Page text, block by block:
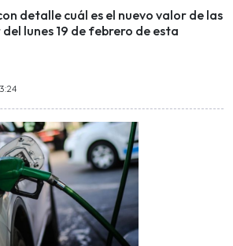
detalle cuál es el nuevo valor de las
lunes 19 de febrero de esta